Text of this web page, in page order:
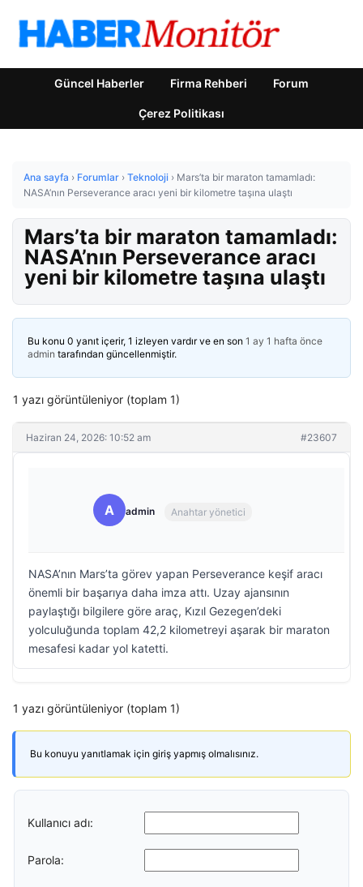
Güncel Haberler Firma Rehberi Forum
Çerez Politikası
Ana sayfa › Forumlar › Teknoloji › Mars’ta bir maraton tamamladı:
NASA’nın Perseverance aracı yeni bir kilometre taşına ulaştı
Mars’ta bir maraton tamamladı:
NASA’nın Perseverance aracı
yeni bir kilometre taşına ulaştı
Bu konu 0 yanıt içerir, 1 izleyen vardır ve en son 1 ay 1 hafta önce
admin tarafından güncellenmiştir.
1 yazı görüntüleniyor (toplam 1)
Haziran 24, 2026: 10:52 am #23607
A admin Anahtar yönetici
NASA’nın Mars’ta görev yapan Perseverance keşif aracı
önemli bir başarıya daha imza attı. Uzay ajansının
paylaştığı bilgilere göre araç, Kızıl Gezegen’deki
yolculuğunda toplam 42,2 kilometreyi aşarak bir maraton
mesafesi kadar yol katetti.
1 yazı görüntüleniyor (toplam 1)
Bu konuyu yanıtlamak için giriş yapmış olmalısınız.
Kullanıcı adı:
Parola: